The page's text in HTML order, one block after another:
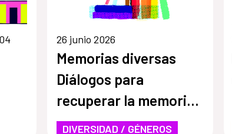
26 junio 2026
Memorias diversas
Diálogos para
recuperar la memoria
LGBT en tiempos de
DIVERSIDAD / GÉNEROS